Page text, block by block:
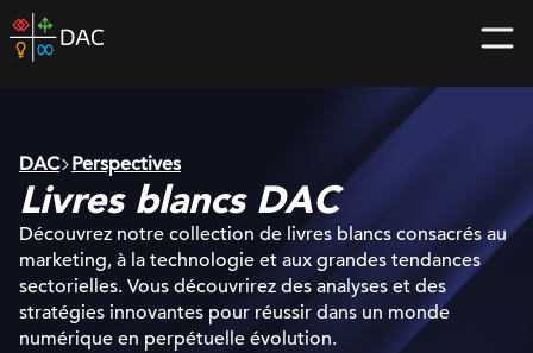
Skip
to
home
DAC Perspectives
Livres blancs DAC
Découvrez notre collection de livres blancs consacrés au
marketing, à la technologie et aux grandes tendances
sectorielles. Vous découvrirez des analyses et des
stratégies innovantes pour réussir dans un monde
numérique en perpétuelle évolution.